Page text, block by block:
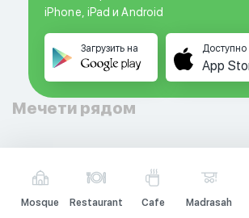
iPhone, iPad и Android
Загрузить на Доступно
App
Мечети рядом
Mosque Restaurant Cafe Madrasah